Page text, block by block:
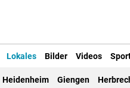
Lokales Bilder Videos
Heidenheim Giengen